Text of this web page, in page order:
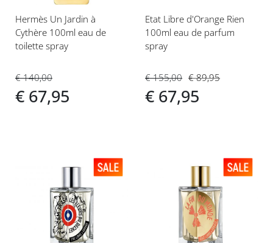
Hermès Un Jardin à
Cythère 100ml eau de
toilette spray
€ 140,00
€ 67,95
Etat Libre d'Orange Rien
100ml eau de parfum
spray
€ 155,00
€ 67,95
€ 89,95
verlanglijst
verlanglijst